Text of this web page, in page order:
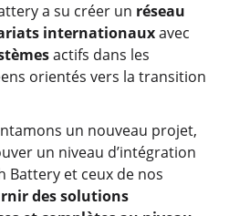
a su créer un réseau
internationauxavec
actifs dans les
orientés vers la transition
un nouveau projet,
un niveau d’intégration
Battery et ceux de nos
des solutions